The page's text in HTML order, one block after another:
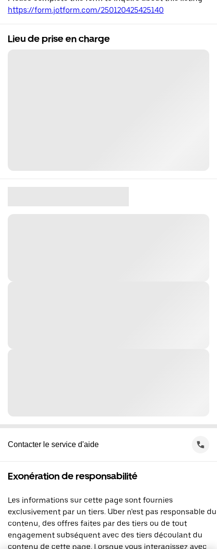
https://form.jotform.com/250120425425140
Lieu de prise en charge
Contacter le service d'aide
Exonération de responsabilité
Les informations sur cette page sont fournies
exclusivement par un tiers. Uber n'est pas responsable du
contenu, des offres faites par des tiers ou de tout
engagement subséquent avec des tiers découlant du
contenu de cette page. Lorsque vous interagissez avec